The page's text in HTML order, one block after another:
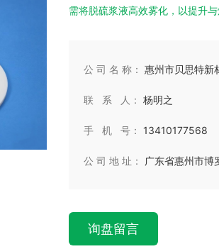
需将脱硫浆液高效雾化，以提升
公 司 名 称： 惠州市贝思特新
联 系 人： 杨明之
手 机 号： 13410177568
公 司 地 址： 广东省惠州市博
询盘留言